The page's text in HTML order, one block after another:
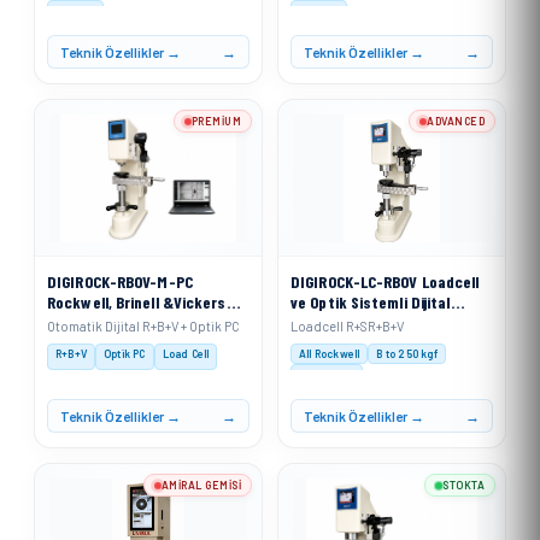
V 30 kgf
Teknik Özellikler →
V 30 kgf
Teknik Özellikler →
DIGIROCK-RBOV-M-PC
Rockwell, Brinell &Vickers
Sertlik Ölçme Cihazı
Motorize Sistem + PC Sistem
ile
Otomatik Dijital R+B+V + Optik PC
R+B+V Optik PC Load Cell
Teknik Özellikler →
PREMIUM
DIGIROCK-LC-RBOV Loadcell
ve Optik Sistemli Dijital
Rockwell, Rockwell
Superficial, Brinell ve
Vickers Sertlik Ölçme Cihazı
Loadcell R+SR+B+V
All Rockwell
B to 250 kgf
V 3–100 kgf
Teknik Özellikler →
ADVANCED
AMIRAL GEMISI STOKTA